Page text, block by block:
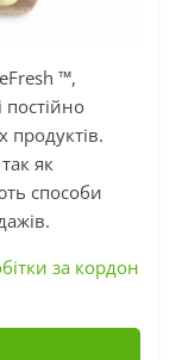
™,
постійно
продуктів.
як
способи
за кордон